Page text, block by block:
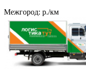
Межгород: р./км